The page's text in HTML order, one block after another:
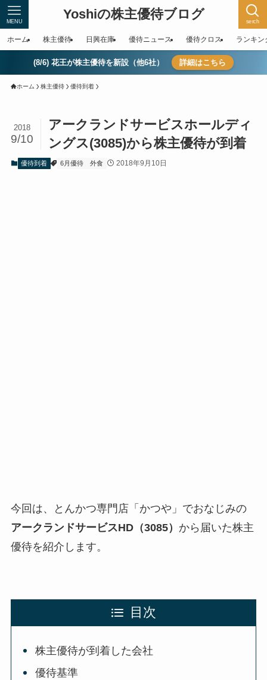
Yoshiの株主優待ブログ serch
MENU
ホーム 株主優待 日興在庫 優待ニュース 優待クロス ランキン
(8/6) 花王が株主優待を新設（他6社） 詳細はこちら
ホーム 株主優待 優待到着
アークランドサービスホールディ
ングス(3085)から株主優待が到着
2018
9/10
優待到着 6月優待 外食 2018年9月10日
今回は、とんかつ専門店「かつや」でおなじみの
アークランドサービスHD（3085） から届いた株主
優待を紹介します。
目次
株主優待が到着した会社
優待基準